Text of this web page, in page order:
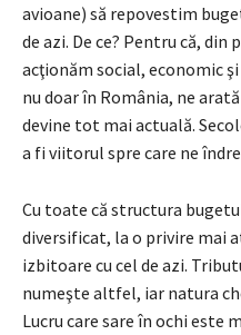
avioane) să repovestim
de azi. De ce? Pentru că,
acţionăm social, economic
nu doar în România, ne
devine tot mai actuală.
a fi viitorul spre care ne
Cu toate că structura
diversificat, la o privire mai
izbitoare cu cel de azi.
numeşte altfel, iar natura
Lucru care sare în ochi este